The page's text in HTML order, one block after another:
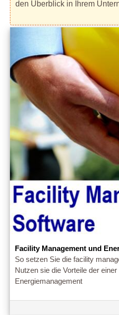
den Überblick in Ihrem
Facility Management und
So setzen Sie die facility
Nutzen sie die Vorteile der
Energiemanagement